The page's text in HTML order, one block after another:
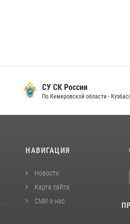
СУ СК России
По Кемеровской области -
НАВИГАЦИЯ
Новости
Карта сайта
СМИ о нас